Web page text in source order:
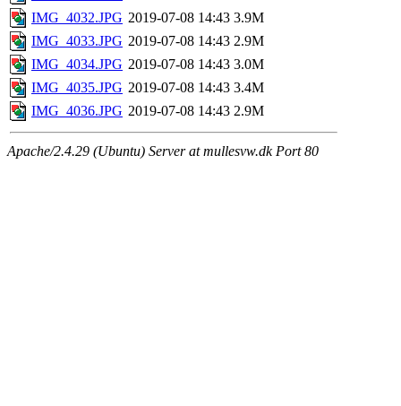
IMG_4032.JPG 2019-07-08 14:43 3.9M
IMG_4033.JPG 2019-07-08 14:43 2.9M
IMG_4034.JPG 2019-07-08 14:43 3.0M
IMG_4035.JPG 2019-07-08 14:43 3.4M
IMG_4036.JPG 2019-07-08 14:43 2.9M
Apache/2.4.29 (Ubuntu) Server at mullesvw.dk Port 80